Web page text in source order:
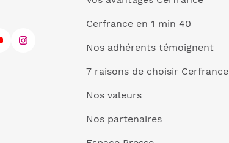
Cerfrance en 1 min 40
Nos adhérents témoignent
7 raisons de choisir Cerfrance
Nos valeurs
Nos partenaires